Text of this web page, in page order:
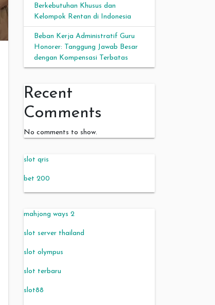
Berkebutuhan Khusus dan
Kelompok Rentan di Indonesia
Beban Kerja Administratif Guru
Honorer: Tanggung Jawab Besar
dengan Kompensasi Terbatas
Recent
Comments
No comments to show.
slot qris
bet 200
mahjong ways 2
slot server thailand
slot olympus
slot terbaru
slot88